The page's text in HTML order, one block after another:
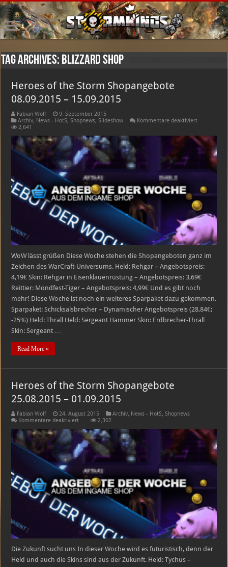
Tag Archives: blizzard shop
Heroes of the Storm Shopangebote
08.09.2015 – 15.09.2015
Fabian Wolf
9. September 2015
Archiv, News - HotS,Shopnews,Slideshow Kommentare deaktiviertfür
the
Storm
08.09.2015
15.09.2015
2,641
WoW lässt grüßen Diese Woche stehen die Shopangeboten ganz im
Zeichen des WarCraft-Universums. Held: Rehgar – Angebotspreis:
4,19€ Skin: Rehgar in Eisenklauenrüstung – Angebotspreis: 3,69€
Reittier: Mondfest-Tiger – Angebotspreis: 4,99€ Und es gibt noch
mehr! Diese Woche ist noch ein weiteres Sparpaket dazu gekommen.
Sparpaket: Schicksalsbrecher – Dynamischer Angebotspreis (28,84€;
-25%) Held: Thrall Held: Sergeant Hammer Skin: Erdbrecher-Thrall
Skin: Sergeant …
Read More »
Heroes of the Storm Shopangebote
25.08.2015 – 01.09.2015
Fabian Wolf 24. August 2015 Archiv, News - HotS,Shopnews
Kommentare deaktiviertfür
of
the
Storm
Shopangebote
25.08.2015
01.09.2015
2,362
Die Zukunft sucht uns In dieser Woche wird es futuristisch, denn der
Held und auch die Skins sind aus der Zukunft. Held: Tychus –